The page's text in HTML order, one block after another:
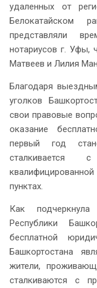
удаленных от
Белокатайском
представляли
нотариусов г.
Матвеев и Лилия
Благодаря
уголков
свои правовые
оказание
первый год
сталкивается
пунктах.
Как подчеркнула
Республики
бесплатной
Башкортостана
жители,
сталкиваются с